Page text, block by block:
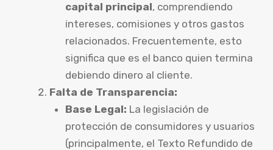
capital principal, comprendiendo
intereses, comisiones y otros gastos
relacionados. Frecuentemente, esto
significa que es el banco quien termina
debiendo dinero al cliente.
Falta de Transparencia:
Base Legal: La legislación de
protección de consumidores y usuarios
(principalmente, el Texto Refundido de